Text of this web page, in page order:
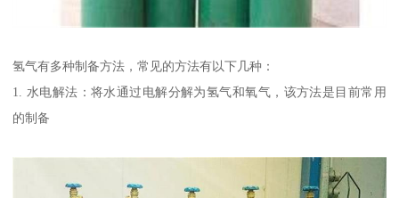
氢气有多种制备方法，常见的方法有以下几种：
1. 水电解法：将水通过电解分解为氢气和氧气，该方法是目前常用
的制备